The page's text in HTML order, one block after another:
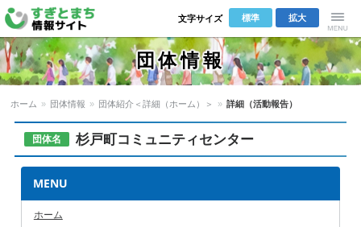
Menu
拡大
標準
文字サイズ
団体情報
ホーム » 団体情報 » 団体紹介＜詳細（ホーム）＞ » 詳細（活動報告）
団体名 杉戸町コミュニティセンター
MENU
ホーム